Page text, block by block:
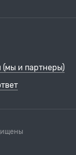
(мы и партнеры)